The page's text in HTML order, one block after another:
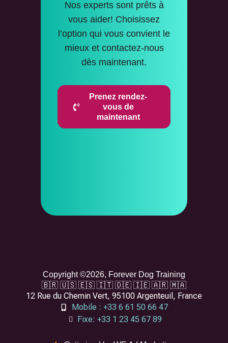
Nos experts sont prêts à
vous aider! Choisissez
l’option qui vous convient le
mieux et contactez-nous
dès maintenant.
Prenez rendez-
vous de
maintenant
Copyright ©2026, Forever Dog Training
🇧🇷 🇺🇸 🇪🇸 🇮🇹 🇩🇪 🇮🇪 🇦🇷 🇲🇦
12 Rue du Chemin Vert, 95100 Argenteuil, France
Mobile : +33 6 61 50 66 47
Fixe: +33 1 23 45 67 89